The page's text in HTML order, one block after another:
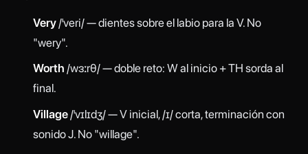
Very/ˈveri/ — dientes sobre el labio para la V. No
"wery".
Worth /wɜːrθ/ — doble reto: W al inicio + TH sorda al
final.
Village/ˈvɪlɪdʒ/ — V inicial, /ɪ/ corta, terminación con
sonido J. No "willage".